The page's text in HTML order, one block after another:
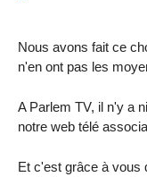
Nous avons fait ce
n'en ont pas les
A Parlem TV, il n'y a
notre web télé
Et c'est grâce à vous